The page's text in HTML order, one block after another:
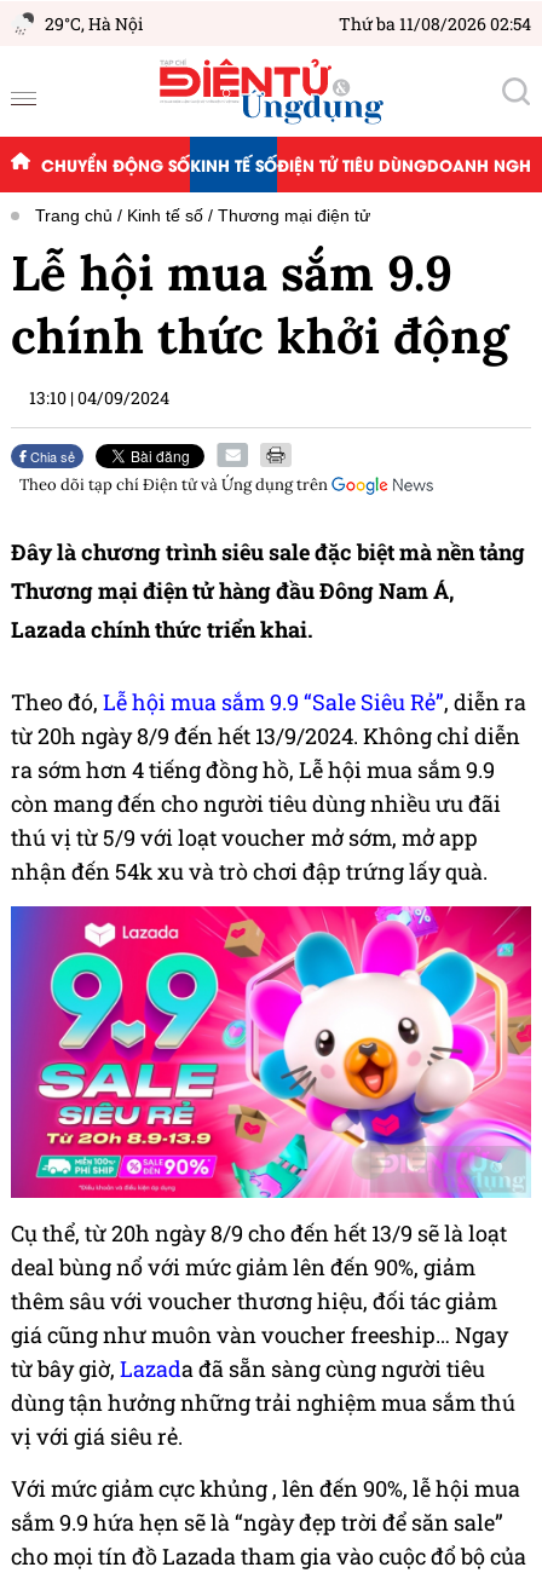
29°C,Hà Nội Thứ ba 11/08/2026 02:54
CHUYỂN ĐỘNG SỐKINH TẾ SỐĐIỆN TỬ TIÊU DÙNGDOANH
Trang chủ Kinh tế số Thương mại điện tử
Lễ hội mua sắm 9.9
chính thức khởi động
13:10 |04/09/2024
Chia sẻ
Theo dõi tạp chíĐiện tử và Ứng dụngtrên
Đây là chương trình siêu sale đặc biệt mà nền tảng
Thương mại điện tử hàng đầu Đông Nam Á,
Lazadachính thức triển khai.
Theo đó, Lễ hội mua sắm 9.9 “Sale Siêu Rẻ”, diễn ra
từ 20h ngày 8/9 đến hết 13/9/2024. Không chỉ diễn
ra sớm hơn 4 tiếng đồng hồ, Lễ hội mua sắm 9.9
còn mang đến cho người tiêu dùng nhiều ưu đãi
thú vị từ 5/9 với loạt voucher mở sớm, mở app
nhận đến 54k xu và trò chơi đập trứng lấy quà.
Cụ thể, từ 20h ngày 8/9 cho đến hết 13/9 sẽ là loạt
deal bùng nổ với mức giảm lên đến 90%, giảm
thêm sâu với voucher thương hiệu, đối tác giảm
giá cũng như muôn vàn voucher freeship… Ngay
từ bây giờ, Lazada đã sẵn sàng cùng người tiêu
dùng tận hưởng những trải nghiệm mua sắm thú
vị với giá siêu rẻ.
Với mức giảm cực khủng , lên đến 90%, lễ hội mua
sắm 9.9 hứa hẹn sẽ là “ngày đẹp trời để săn sale”
cho mọi tín đồ Lazada tham gia vào cuộc đổ bộ của